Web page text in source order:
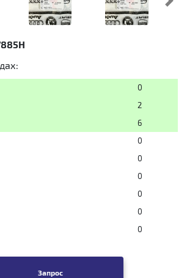
0
2
6
0
0
0
0
0
0
Запрос